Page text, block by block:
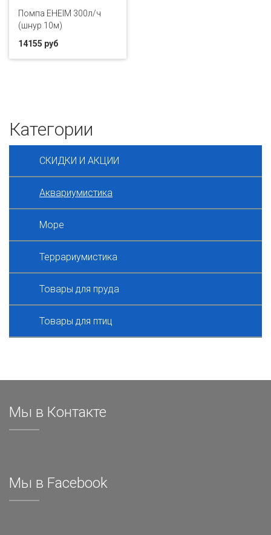
Помпа EHEIM 300л/ч
(шнур 10м)
14155 руб
Категории
СКИДКИ И АКЦИИ
Аквариумистика
Море
Террариумистика
Товары для пруда
Товары для птиц
Мы в Контакте
Мы в Facebook